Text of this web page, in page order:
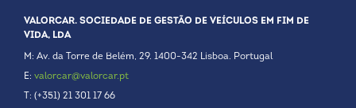
VALORCAR. SOCIEDADE DE GESTÃO DE VEÍCULOS EM FIM DE
VIDA, LDA
M: Av. da Torre de Belém, 29. 1400-342 Lisboa. Portugal
E: valorcar@valorcar.pt
T: (+351) 21 301 17 66